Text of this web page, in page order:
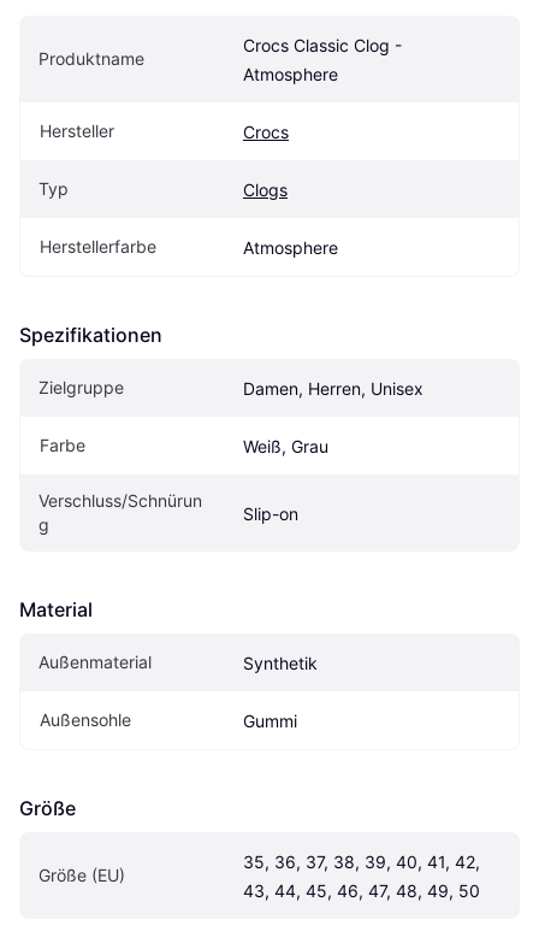
Produktname
Crocs Classic Clog -
Atmosphere
Hersteller Crocs
Typ Clogs
Herstellerfarbe Atmosphere
Spezifikationen
Zielgruppe Damen, Herren, Unisex
Farbe Weiß, Grau
Verschluss/Schnürun
g
Slip-on
Material
Außenmaterial Synthetik
Außensohle Gummi
Größe
Größe (EU)
35, 36, 37, 38, 39, 40, 41, 42,
43, 44, 45, 46, 47, 48, 49, 50